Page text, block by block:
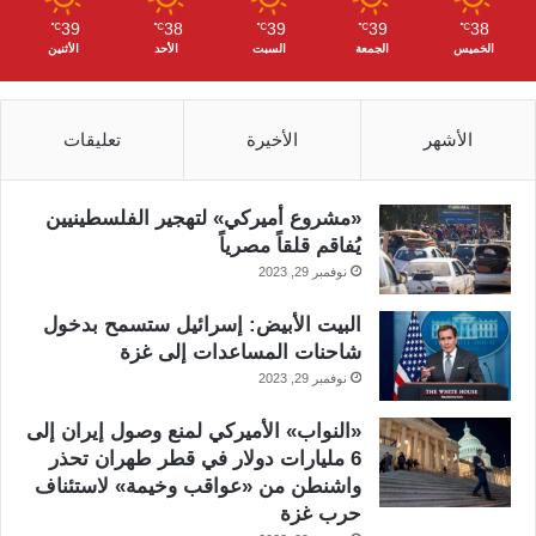
38
℃
الخميس
39
℃
الجمعة
39
℃
السبت
38
℃
الأحد
39
℃
الأثنين
الأشهر الأخيرة تعليقات
«مشروع أميركي» لتهجير الفلسطينيين
يُفاقم قلقاً مصرياً
نوفمبر 29, 2023
البيت الأبيض: إسرائيل ستسمح بدخول
شاحنات المساعدات إلى غزة
نوفمبر 29, 2023
«النواب» الأميركي لمنع وصول إيران إلى
6 مليارات دولار في قطر طهران تحذر
واشنطن من «عواقب وخيمة» لاستئناف
حرب غزة